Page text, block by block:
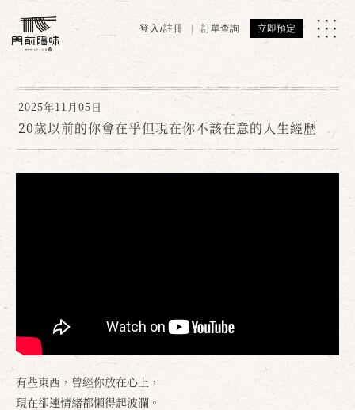
登入/註冊 訂單查詢 立即預定
2025年11月05日
20歲以前的你會在乎但現在你不該在意的人生經歷
有些東西，曾經你放在心上，
現在卻連情緒都懶得起波瀾。